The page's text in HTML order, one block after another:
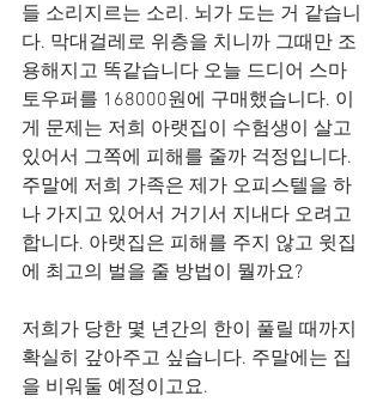
들 소리지르는 소리. 뇌가 도는 거 같습니
다. 막대걸레로 위층을 치니까 그때만 조
용해지고 똑같습니다 오늘 드디어 스마
토우퍼를 168000원에 구매했습니다. 이
게 문제는 저희 아랫집이 수험생이 살고
있어서 그쪽에 피해를 줄까 걱정입니다.
주말에 저희 가족은 제가 오피스텔을 하
나 가지고 있어서 거기서 지내다 오려고
합니다. 아랫집은 피해를 주지 않고 윗집
에 최고의 벌을 줄 방법이 뭘까요?
저희가 당한 몇 년간의 한이 풀릴 때까지
확실히 갚아주고 싶습니다. 주말에는 집
을 비워둘 예정이고요.